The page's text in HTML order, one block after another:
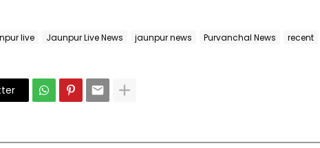
live Jaunpur Live News jaunpur news Purvanchal News
recent